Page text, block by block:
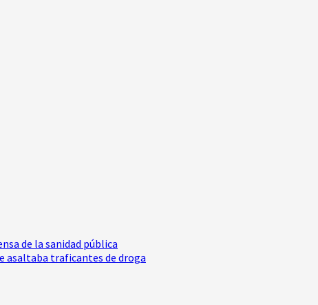
de la sanidad pública
asaltaba traficantes de droga